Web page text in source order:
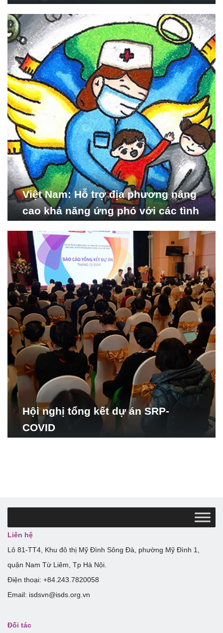
Nghiên cứu Phát triển Xã
hội_ISDS)
Việt Nam: Hỗ trợ địa phương nâng
cao khả năng ứng phó với các tình
Hội nghị tổng kết dự án SRP-
COVID
Liên hệ
Lô 81-TT4, Khu đô thị Mỹ Đình Sông Đà, phường Mỹ Đình 1,
quận Nam Từ Liêm, Tp Hà Nội.
Điện thoại: +84.243.7820058
Email: isdsvn@isds.org.vn
Đối tác